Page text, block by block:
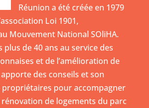
Réunion a été créée en 1979
Loi 1901,
Mouvement National SOliHA.
plus de 40 ans au service des
et de l’amélioration de
des conseils et son
propriétaires pour accompagner
de logements du parc